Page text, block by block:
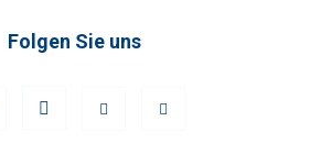
Folgen Sie uns